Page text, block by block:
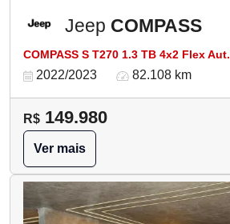
Jeep COMPASS
COMPASS S T270 1.3 TB 4x2 Flex Aut.
2022/2023 82.108 km
R$ 149.980
Ver mais